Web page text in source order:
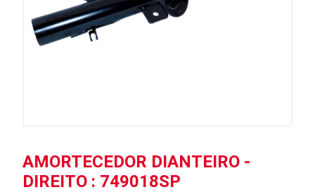
AMORTECEDOR DIANTEIRO -
DIREITO : 749018SP